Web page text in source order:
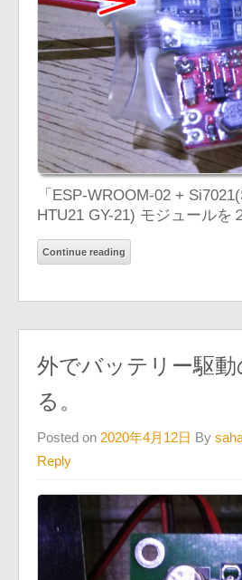
「ESP-WROOM-02 +
HTU21 GY-21) モジュールを
Continue reading
外でバッテリー駆動
る。
Posted on 2020年4月12日 By
Reply